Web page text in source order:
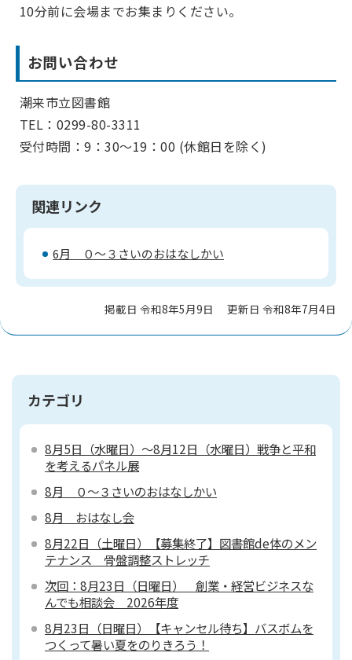
10分前に会場までお集まりください。
お問い合わせ
潮来市立図書館
TEL：0299-80-3311
受付時間：9：30～19：00 (休館日を除く)
関連リンク
6月 ０～３さいのおはなしかい
掲載日 令和8年5月9日 更新日 令和8年7月4日
カテゴリ
8月5日（水曜日）～8月12日（水曜日）戦争と平和
を考えるパネル展
8月 ０～３さいのおはなしかい
8月 おはなし会
8月22日（土曜日）【募集終了】図書館de体のメン
テナンス 骨盤調整ストレッチ
次回：8月23日（日曜日） 創業・経営ビジネスな
んでも相談会 2026年度
8月23日（日曜日）【キャンセル待ち】バスボムを
つくって暑い夏をのりきろう！